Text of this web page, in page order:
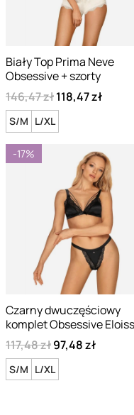
Biały Top Prima Neve
Obsessive + szorty
146,47 zł118,47 zł
S/M L/XL
-17%
Czarny dwuczęściowy
komplet Obsessive
117,48 zł97,48 zł
S/M L/XL